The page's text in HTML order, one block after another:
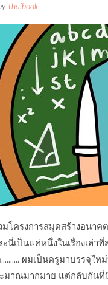
thaibook
มโครงการสมุดสร้างอนา
ะนี่เป็นแค่หนึ่งในเรื่องเล่า
ผมเป็นครูมาบรรจุใ
มาณมากมาย แต่กลับกันที่